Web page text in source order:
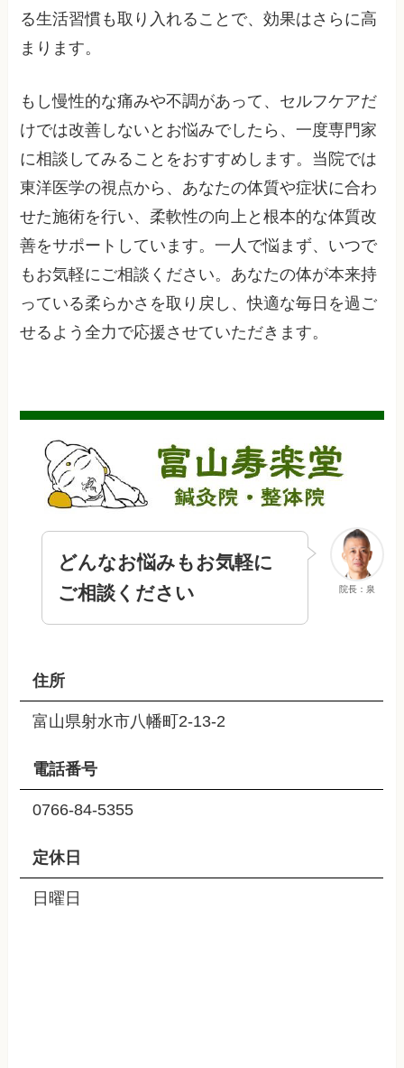
る生活習慣も取り入れることで、効果はさらに高
まります。
もし慢性的な痛みや不調があって、セルフケアだ
けでは改善しないとお悩みでしたら、一度専門家
に相談してみることをおすすめします。当院では
東洋医学の視点から、あなたの体質や症状に合わ
せた施術を行い、柔軟性の向上と根本的な体質改
善をサポートしています。一人で悩まず、いつで
もお気軽にご相談ください。あなたの体が本来持
っている柔らかさを取り戻し、快適な毎日を過ご
せるよう全力で応援させていただきます。
院長：泉
どんなお悩みもお気軽に
ご相談ください
住所
富山県射水市八幡町2-13-2
電話番号
0766-84-5355
定休日
日曜日